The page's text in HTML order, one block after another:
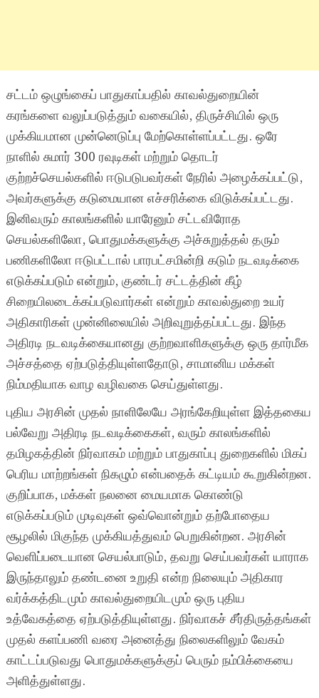
சட்டம் ஒழுங்கைப் பாதுகாப்பதில் காவல்துறையின்
கரங்களை வலுப்படுத்தும் வகையில், திருச்சியில் ஒரு
முக்கியமான முன்னெடுப்பு மேற்கொள்ளப்பட்டது. ஒரே
நாளில் சுமார் 300 ரவுடிகள் மற்றும் தொடர்
குற்றச்செயல்களில் ஈடுபடுபவர்கள் நேரில் அழைக்கப்பட்டு,
அவர்களுக்கு கடுமையான எச்சரிக்கை விடுக்கப்பட்டது.
இனிவரும் காலங்களில் யாரேனும் சட்டவிரோத
செயல்களிலோ, பொதுமக்களுக்கு அச்சுறுத்தல் தரும்
பணிகளிலோ ஈடுபட்டால் பாரபட்சமின்றி கடும் நடவடிக்கை
எடுக்கப்படும் என்றும், குண்டர் சட்டத்தின் கீழ்
சிறையிலடைக்கப்படுவார்கள் என்றும் காவல்துறை உயர்
அதிகாரிகள் முன்னிலையில் அறிவுறுத்தப்பட்டது. இந்த
அதிரடி நடவடிக்கையானது குற்றவாளிகளுக்கு ஒரு தார்மீக
அச்சத்தை ஏற்படுத்தியுள்ளதோடு, சாமானிய மக்கள்
நிம்மதியாக வாழ வழிவகை செய்துள்ளது.
புதிய அரசின் முதல் நாளிலேயே அரங்கேறியுள்ள இத்தகைய
பல்வேறு அதிரடி நடவடிக்கைகள், வரும் காலங்களில்
தமிழகத்தின் நிர்வாகம் மற்றும் பாதுகாப்பு துறைகளில் மிகப்
பெரிய மாற்றங்கள் நிகழும் என்பதைக் கட்டியம் கூறுகின்றன.
குறிப்பாக, மக்கள் நலனை மையமாக கொண்டு
எடுக்கப்படும் முடிவுகள் ஒவ்வொன்றும் தற்போதைய
சூழலில் மிகுந்த முக்கியத்துவம் பெறுகின்றன. அரசின்
வெளிப்படையான செயல்பாடும், தவறு செய்பவர்கள் யாராக
இருந்தாலும் தண்டனை உறுதி என்ற நிலையும் அதிகார
வர்க்கத்திடமும் காவல்துறையிடமும் ஒரு புதிய
உத்வேகத்தை ஏற்படுத்தியுள்ளது. நிர்வாகச் சீர்திருத்தங்கள்
முதல் களப்பணி வரை அனைத்து நிலைகளிலும் வேகம்
காட்டப்படுவது பொதுமக்களுக்குப் பெரும் நம்பிக்கையை
அளித்துள்ளது.